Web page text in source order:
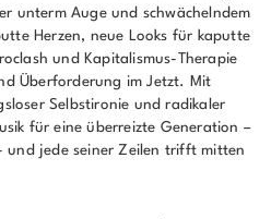
unterm Auge und schwächelndem
Herzen, neue Looks für kaputte
und Kapitalismus-Therapie
Überforderung im Jetzt. Mit
Selbstironie und radikaler
für eine überreizte Generation –
und jede seiner Zeilen trifft mitten